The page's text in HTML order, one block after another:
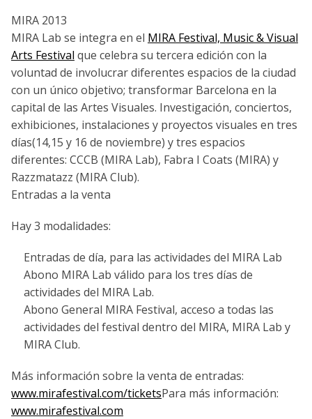
MIRA 2013
MIRA Lab se integra en el MIRA Festival, Music & Visual
Arts Festival que celebra su tercera edición con la
voluntad de involucrar diferentes espacios de la ciudad
con un único objetivo; transformar Barcelona en la
capital de las Artes Visuales. Investigación, conciertos,
exhibiciones, instalaciones y proyectos visuales en tres
días(14,15 y 16 de noviembre) y tres espacios
diferentes: CCCB (MIRA Lab), Fabra I Coats (MIRA) y
Razzmatazz (MIRA Club).
Entradas a la venta
Hay 3 modalidades:
Entradas de día, para las actividades del MIRA Lab
Abono MIRA Lab válido para los tres días de
actividades del MIRA Lab.
Abono General MIRA Festival, acceso a todas las
actividades del festival dentro del MIRA, MIRA Lab y
MIRA Club.
Más información sobre la venta de entradas:
www.mirafestival.com/ticketsPara más información:
www.mirafestival.com